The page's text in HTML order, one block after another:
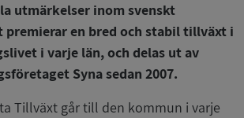
utmärkelser inom svenskt
premierar en bred och stabil tillväxt i
i varje län, och delas ut av
Syna sedan 2007.
Tillväxt går till den kommun i varje